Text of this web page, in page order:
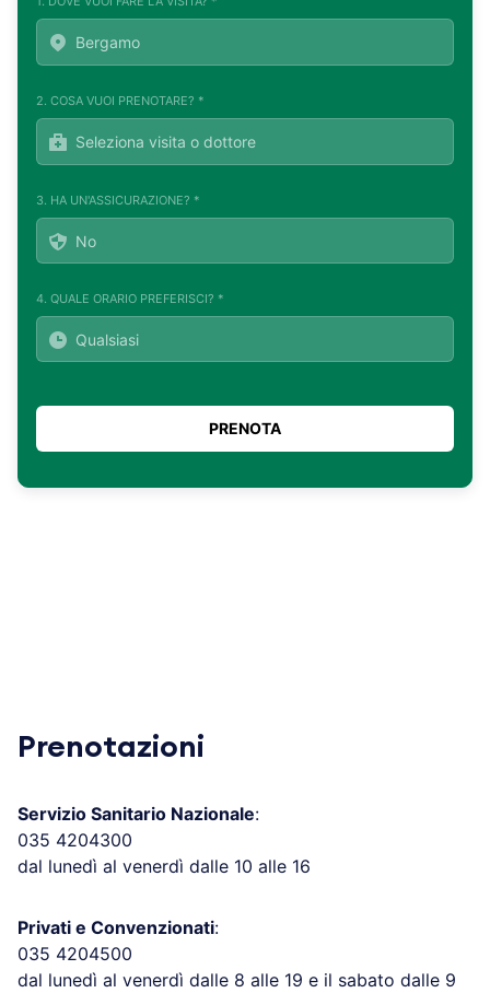
2. COSA VUOI PRENOTARE? *
3. HA UN'ASSICURAZIONE? *
4. QUALE ORARIO PREFERISCI? *
Prenotazioni
Servizio Sanitario Nazionale:
035 4204300
dal lunedì al venerdì dalle 10 alle 16
Privati e Convenzionati:
035 4204500
dal lunedì al venerdì dalle 8 alle 19 e il sabato dalle 9